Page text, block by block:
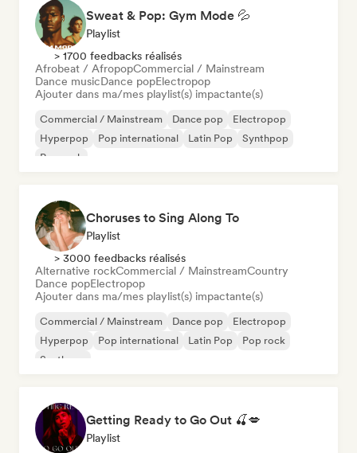
Sweat & Pop: Gym Mode 💦
Playlist
> 1700 feedbacks réalisés
Afrobeat / AfropopCommercial / Mainstream
Dance musicDance popElectropop
Ajouter dans ma/mes playlist(s) impactante(s)
Commercial / Mainstream Dance pop
Electropop
Hyperpop
Pop international Latin Pop
Synthpop
Pop rock
Choruses to Sing Along To
Playlist
> 3000 feedbacks réalisés
Alternative rockCommercial / MainstreamCountry
Dance popElectropop
Ajouter dans ma/mes playlist(s) impactante(s)
Commercial / Mainstream Dance pop
Electropop
Hyperpop
Pop international Latin Pop
Pop rock
Synthpop
Getting Ready to Go Out 🍒💋
Playlist